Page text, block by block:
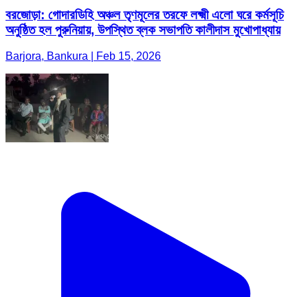
বরজোড়া: গোদারডিহি অঞ্চল তৃণমূলের তরফে লক্ষ্মী এলো ঘরে কর্মসূচি
অনুষ্ঠিত হল পুরুনিয়ায়, উপস্থিত ব্লক সভাপতি কালীদাস মুখোপাধ্যায়
Barjora, Bankura | Feb 15, 2026